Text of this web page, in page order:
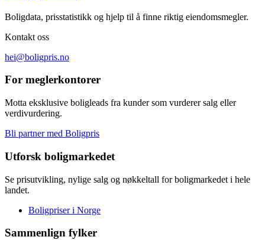
Boligdata, prisstatistikk og hjelp til å finne riktig eiendomsmegler.
Kontakt oss
hei@boligpris.no
For meglerkontorer
Motta eksklusive boligleads fra kunder som vurderer salg eller
verdivurdering.
Bli partner med Boligpris
Utforsk boligmarkedet
Se prisutvikling, nylige salg og nøkkeltall for boligmarkedet i hele
landet.
Boligpriser i Norge
Sammenlign fylker